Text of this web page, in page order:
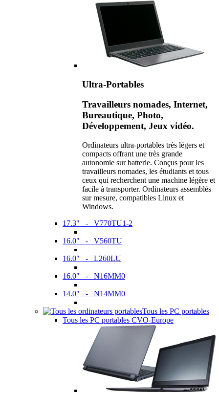
Ultra-Portables
Travailleurs nomades, Internet,
Bureautique, Photo,
Développement, Jeux vidéo.
Ordinateurs ultra-portables très légers et
compacts offrant une très grande
autonomie sur batterie. Conçus pour les
travailleurs nomades, les étudiants et tous
ceux qui recherchent une machine légère et
facile à transporter. Ordinateurs assemblés
sur mesure, compatibles Linux et
Windows.
17.3" - V770TU1-2
16.0" - V560TU
16.0" - L260LU
16.0" - N16MM0
14.0" - N14MM0
Tous les PC portables
Tous les PC portables CVO-Europe